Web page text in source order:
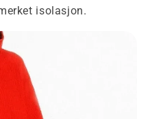
isolasjon.